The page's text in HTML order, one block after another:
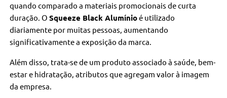
quando comparado a materiais promocionais de curta
duração. OSqueeze Black Alumínioé utilizado
diariamente por muitas pessoas, aumentando
significativamente a exposição da marca.
Além disso, trata-se de um produto associado à saúde, bem-
estar e hidratação, atributos que agregam valor à imagem
da empresa.